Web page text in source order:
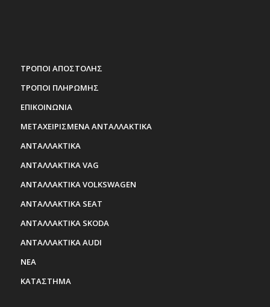
ΤΡΟΠΟΙ ΑΠΟΣΤΟΛΗΣ
ΤΡΟΠΟΙ ΠΛΗΡΩΜΗΣ
ΕΠΙΚΟΙΝΩΝΙΑ
ΜΕΤΑΧΕΙΡΙΣΜΕΝΑ ΑΝΤΑΛΛΑΚΤΙΚΑ
ΑΝΤΑΛΛΑΚΤΙΚΑ
ΑΝΤΑΛΛΑΚΤΙΚΑ VAG
ΑΝΤΑΛΛΑΚΤΙΚΑ VOLKSWAGEN
ΑΝΤΑΛΛΑΚΤΙΚΑ SEAT
ΑΝΤΑΛΛΑΚΤΙΚΑ SKODA
ΑΝΤΑΛΛΑΚΤΙΚΑ AUDI
ΝΕΑ
ΚΑΤΑΣΤΗΜΑ